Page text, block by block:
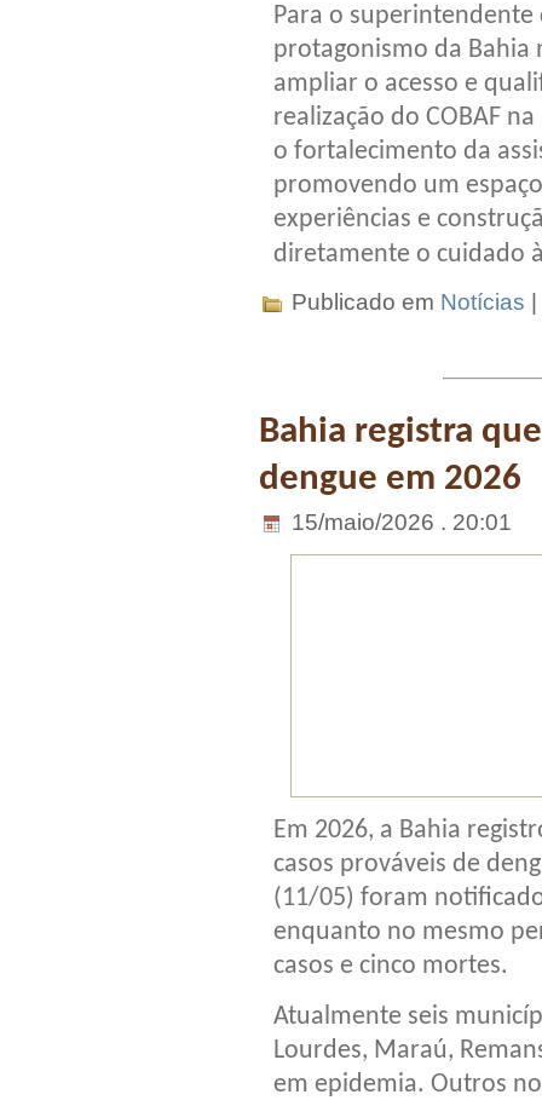
Para o superintendente
protagonismo da Bahia
ampliar o acesso e
realização do COBAF
o fortalecimento da
promovendo um
experiências e
diretamente o cuidado
Publicado em Notícias |
Bahia registra
dengue em 2026
15/maio/2026 . 20:01
Em 2026, a Bahia
casos prováveis de
(11/05) foram
enquanto no mesmo
casos e cinco mortes.
Atualmente seis
Lourdes, Maraú,
em epidemia. Outros